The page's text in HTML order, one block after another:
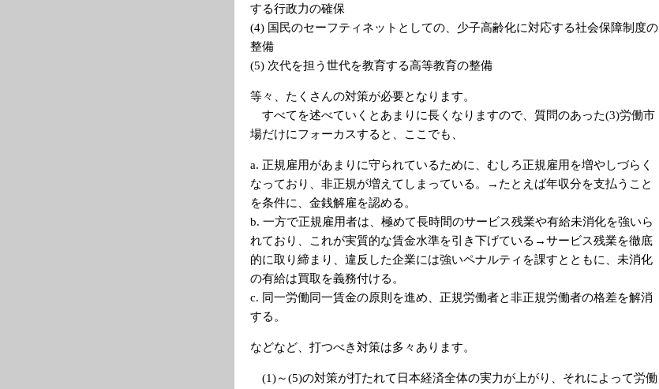
する行政力の確保
(4) 国民のセーフティネットとしての、少子高齢化に対応する社会保障制度の
整備
(5) 次代を担う世代を教育する高等教育の整備
等々、たくさんの対策が必要となります。
すべてを述べていくとあまりに長くなりますので、質問のあった(3)労働市
場だけにフォーカスすると、ここでも、
a. 正規雇用があまりに守られているために、むしろ正規雇用を増やしづらく
なっており、非正規が増えてしまっている。→たとえば年収分を支払うこと
を条件に、金銭解雇を認める。
b. 一方で正規雇用者は、極めて長時間のサービス残業や有給未消化を強いら
れており、これが実質的な賃金水準を引き下げている→サービス残業を徹底
的に取り締まり、違反した企業には強いペナルティを課すとともに、未消化
の有給は買取を義務付ける。
c. 同一労働同一賃金の原則を進め、正規労働者と非正規労働者の格差を解消
する。
などなど、打つべき対策は多々あります。
(1)～(5)の対策が打たれて日本経済全体の実力が上がり、それによって労働